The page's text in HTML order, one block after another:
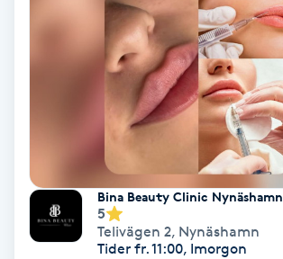
Ansiktsbehandling djuprengörande
Bambumassage
Barber
Bina Beauty Clinic Nynäshamn
5
Telivägen 2, Nynäshamn
Tider fr. 11:00, Imorgon